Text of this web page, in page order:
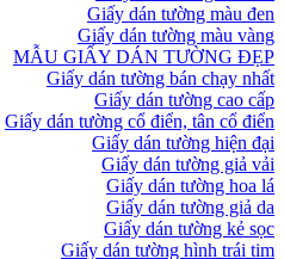
Giấy dán tường màu đen
Giấy dán tường màu vàng
MẪU GIẤY DÁN TƯỜNG ĐẸP
Giấy dán tường bán chạy nhất
Giấy dán tường cao cấp
Giấy dán tường cổ điển, tân cổ điển
Giấy dán tường hiện đại
Giấy dán tường giả vải
Giấy dán tường hoa lá
Giấy dán tường giả da
Giấy dán tường kẻ sọc
Giấy dán tường hình trái tim